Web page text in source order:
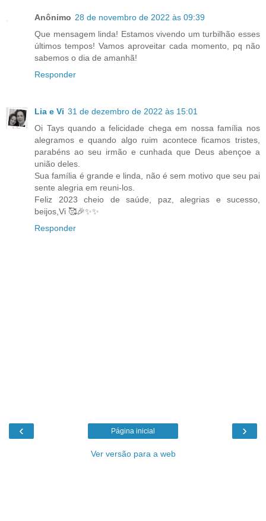
Anônimo 28 de novembro de 2022 às 09:39
Que mensagem linda! Estamos vivendo um turbilhão esses
últimos tempos! Vamos aproveitar cada momento, pq não
sabemos o dia de amanhã!
Responder
Lia e Vi 31 de dezembro de 2022 às 15:01
Oi Tays quando a felicidade chega em nossa família nos
alegramos e quando algo ruim acontece ficamos tristes,
parabéns ao seu irmão e cunhada que Deus abençoe a
união deles.
Sua família é grande e linda, não é sem motivo que seu pai
sente alegria em reuni-los.
Feliz 2023 cheio de saúde, paz, alegrias e sucesso,
beijos,Vi 🥰🎉✨✨
Responder
‹ ›
Página inicial
Ver versão para a web